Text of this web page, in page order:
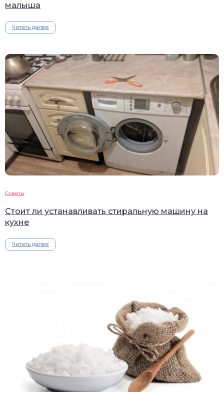
малыша
Читать далее
Советы
Стоит ли устанавливать стиральную машину на
кухне
Читать далее